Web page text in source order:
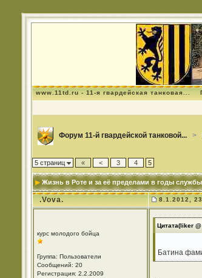
www.11td.ru - 11-я гвардейская танковая...
Форум 11-й гвардейской танковой... >
5 страниц « < 3 4 5
Жизнь в Роте и за её пределами в годы
.Vova. 8.1.2012,
курс молодого бойца
Группа: Пользователи
Сообщений: 20
Регистрация: 2.2.2009
Цитата(liker
Батина